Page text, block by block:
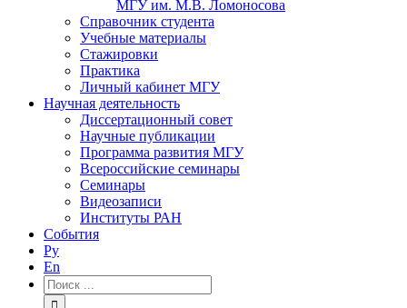
МГУ им. М.В. Ломоносова
Справочник студента
Учебные материалы
Стажировки
Практика
Личный кабинет МГУ
Научная деятельность
Диссертационный совет
Научные публикации
Программа развития МГУ
Всероссийские семинары
Семинары
Видеозаписи
Институты РАН
События
Ру
En
Результат
поиска: